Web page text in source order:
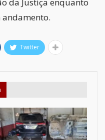
da Justiça enquanto
andamento.
Twitter